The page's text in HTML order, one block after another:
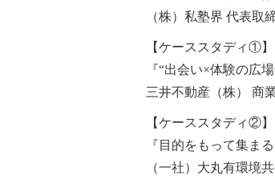
（株）私塾界 代表
【ケーススタディ①】
『“出会い×体験の広
三井不動産（株） 商
【ケーススタディ②】
『目的をもって集ま
（一社）大丸有環境